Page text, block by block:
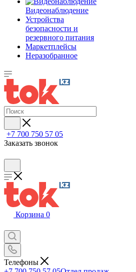
Видеонаблюдение
Устройства
безопасности и
резервного питания
Маркетплейсы
Неразобранное
+7 700 750 57 05
Заказать звонок
Корзина 0
Телефоны